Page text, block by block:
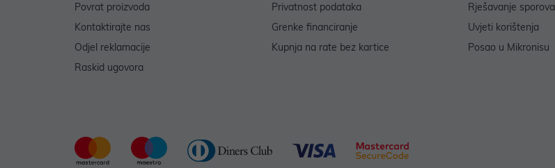
Povrat proizvoda
Kontaktirajte nas
Odjel reklamacije
Raskid ugovora
Privatnost podataka
Grenke financiranje
Kupnja na rate bez kartice
Rješavanje sporova
Uvjeti korištenja
Posao u Mikronisu